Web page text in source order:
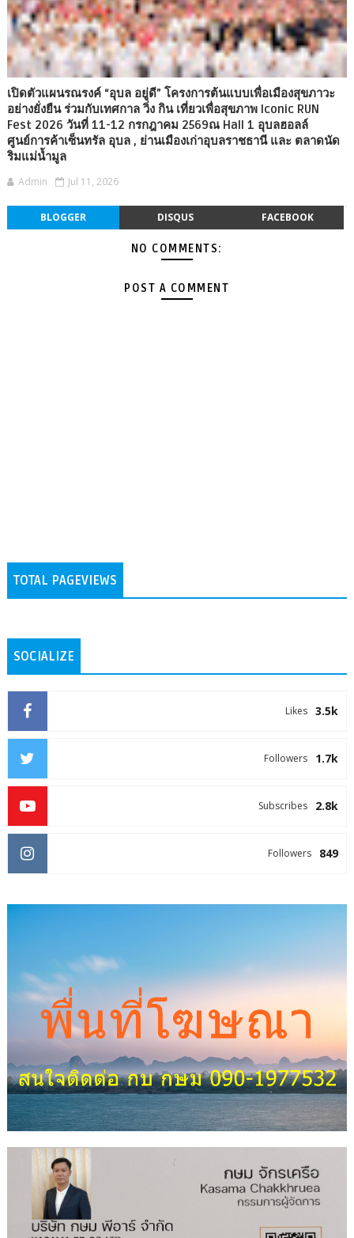
เปิดตัวแผนรณรงค์ “อุบล อยู่ดี” โครงการต้นแบบเพื่อเมืองสุขภาวะ
อย่างยั่งยืน ร่วมกับเทศกาล วิ่ง กิน เที่ยวเพื่อสุขภาพ Iconic RUN
Fest 2026 วันที่ 11-12 กรกฎาคม 2569ณ Hall 1 อุบลฮอลล์
ศูนย์การค้าเซ็นทรัล อุบล , ย่านเมืองเก่าอุบลราชธานี และ ตลาดนัด
ริมแม่น้ำมูล
Admin Jul 11, 2026
BLOGGER DISQUS FACEBOOK
NO COMMENTS:
POST A COMMENT
TOTAL PAGEVIEWS
SOCIALIZE
3.5k
Likes
1.7k
Followers
2.8k
Subscribes
849
Followers